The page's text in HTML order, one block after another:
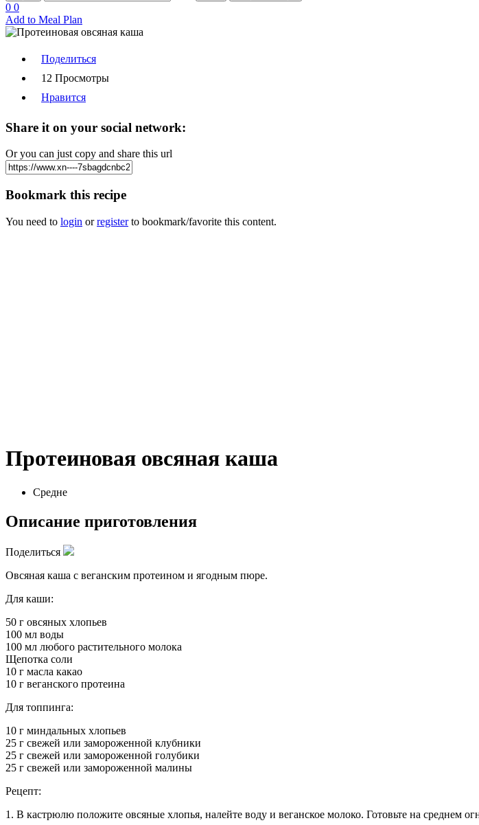
0 0
Add to Meal Plan
Поделиться
12 Просмотры
Нравится
Share it on your social network:
Or you can just copy and share this url
Bookmark this recipe
You need to login orregisterto bookmark/favorite this content.
Протеиновая овсяная каша
Средне
Описание приготовления
Поделиться
Овсяная каша с веганским протеином и ягодным пюре.
Для каши:
50 г овсяных хлопьев
100 мл воды
100 мл любого растительного молока
Щепотка соли
10 г масла какао
10 г веганского протеина
Для топпинга:
10 г миндальных хлопьев
25 г свежей или замороженной клубники
25 г свежей или замороженной голубики
25 г свежей или замороженной малины
Рецепт:
1. В кастрюлю положите овсяные хлопья, налейте воду и веганское молоко. Готовьте на среднем